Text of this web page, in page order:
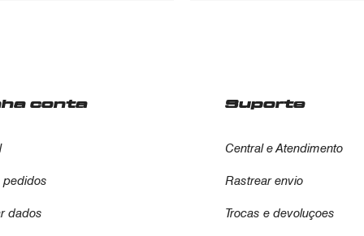
conta
pedidos
dados
Suporte
Central e Atendimento
Rastrear envio
Trocas e devoluçoes